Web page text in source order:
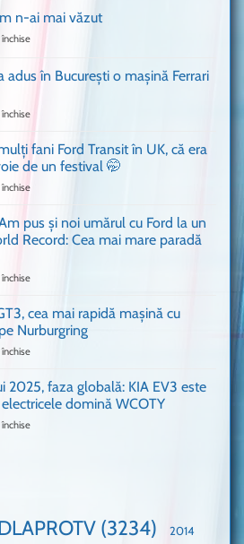
n-ai mai văzut
Ferrari
cum
văzut
adus în București o mașină Ferrari
a
în
mașină
Ferrari
fani Ford Transit în UK, că era
de un festival 🤭
așa
mulți
în
UK,
nevoie
de
pus și noi umărul cu Ford la un
Record: Cea mai mare paradă
VANS!
Am
pus
umărul
cu
mai
mare
cea mai rapidă mașină cu
Nurburgring
911
GT3,
cea
pe
Nurburgring
2025, faza globală: KIA EV3 este
domină WCOTY
EV3
(3234) 2014